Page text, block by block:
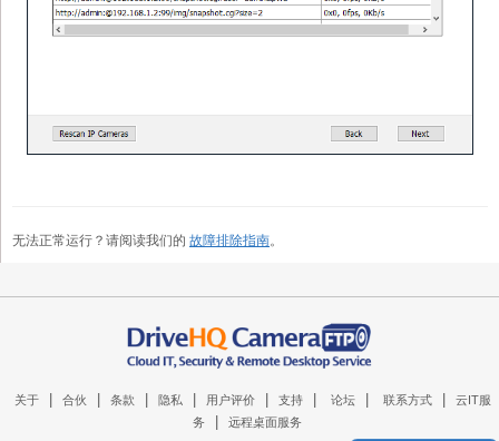
无法正常运行？请阅读我们的 故障排除指南。
关于 合伙 条款 隐私 用户评价 支持 论坛 联系方式
云IT服
务
远程桌面服务